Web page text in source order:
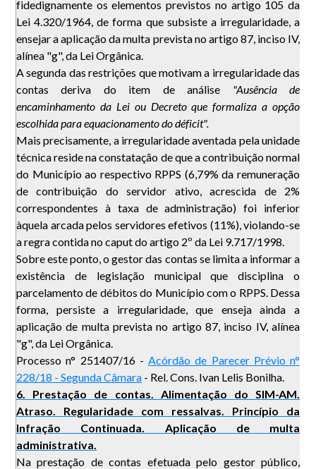
fidedignamente os elementos previstos no artigo 105 da
Lei 4.320/1964, de forma que subsiste a irregularidade, a
ensejar a aplicação da multa prevista no artigo 87, inciso IV,
alínea "g", da Lei Orgânica.
A segunda das restrições que motivam a irregularidade das
contas deriva do item de análise "Ausência de
encaminhamento da Lei ou Decreto que formaliza a opção
escolhida para equacionamento do déficit".
Mais precisamente, a irregularidade aventada pela unidade
técnica reside na constatação de que a contribuição normal
do Município ao respectivo RPPS (6,79% da remuneração
de contribuição do servidor ativo, acrescida de 2%
correspondentes à taxa de administração) foi inferior
àquela arcada pelos servidores efetivos (11%), violando-se
a regra contida no caput do artigo 2º da Lei 9.717/1998.
Sobre este ponto, o gestor das contas se limita a informar a
existência de legislação municipal que disciplina o
parcelamento de débitos do Município com o RPPS. Dessa
forma, persiste a irregularidade, que enseja ainda a
aplicação de multa prevista no artigo 87, inciso IV, alínea
"g", da Lei Orgânica.
Processo n° 251407/16 - Acórdão de Parecer Prévio n°
228/18 - Segunda Câmara - Rel. Cons. Ivan Lelis Bonilha.
6. Prestação de contas. Alimentação do SIM-AM.
Atraso. Regularidade com ressalvas. Princípio da
Infração Continuada. Aplicação de multa
administrativa.
Na prestação de contas efetuada pelo gestor público,